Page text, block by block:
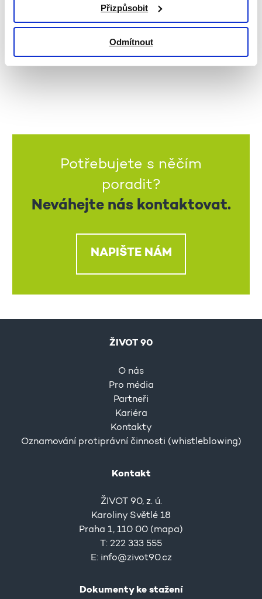
Přizpůsobit
Odmítnout
Světový den proti násilí na
Potřebujete s něčím
poradit?
Neváhejte nás kontaktovat.
NAPIŠTE NÁM
ŽIVOT 90
O nás
Pro média
Partneři
Kariéra
Kontakty
Oznamování protiprávní činnosti (whistleblowing)
Kontakt
ŽIVOT 90, z. ú.
Karoliny Světlé 18
Praha 1, 110 00 (mapa)
T: 222 333 555
E: info@zivot90.cz
Dokumenty ke stažení